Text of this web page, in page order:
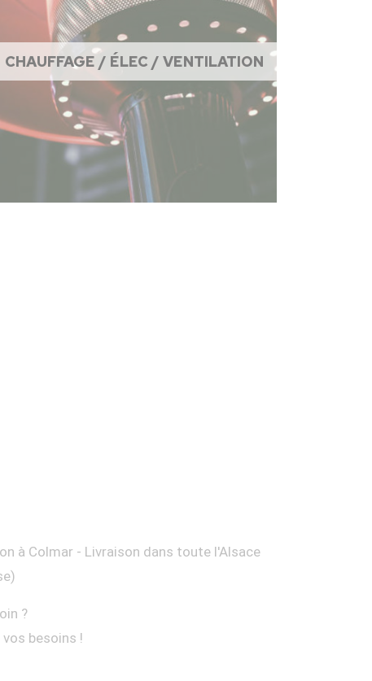
CHAUFFAGE / ÉLEC / VENTILATION
à Colmar - Livraison dans toute l'Alsace
?
besoins !